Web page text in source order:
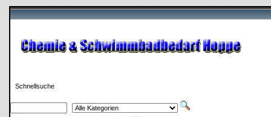
Schnellsuche